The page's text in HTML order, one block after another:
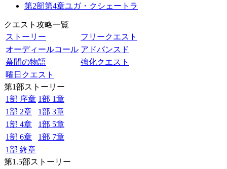
第2部第4章ユガ・クシェートラ
クエスト攻略一覧
ストーリー
フリークエスト
オーディールコール アドバンスド
幕間の物語
強化クエスト
曜日クエスト
第1部ストーリー
1部 序章 1部 1章
1部 2章
1部 3章
1部 4章
1部 5章
1部 6章
1部 7章
1部 終章
第1.5部ストーリー